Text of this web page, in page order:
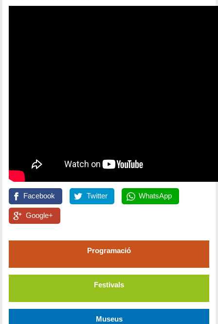
Facebook Twitter WhatsApp
Google+
Programació
Festivals
Museus